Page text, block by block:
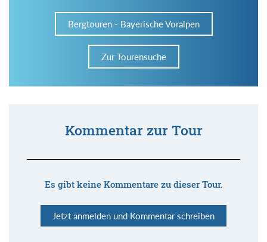
Bergtouren - Bayerische Voralpen
Zur Tourensuche
Kommentar zur Tour
Es gibt keine Kommentare zu dieser Tour.
Jetzt anmelden und Kommentar schreiben